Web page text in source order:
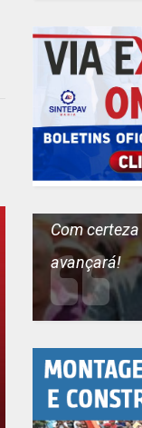
Com
avançará!